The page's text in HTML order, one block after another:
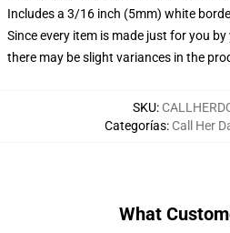
Includes a 3/16 inch (5mm) white
Since every item is made just for you
there may be slight variances in the
SKU:
Categorías: Call Her
What